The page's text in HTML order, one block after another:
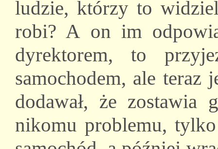
ludzie, którzy to
robi? A on im
dyrektorem, to
samochodem, ale teraz
dodawał, że
nikomu problemu,